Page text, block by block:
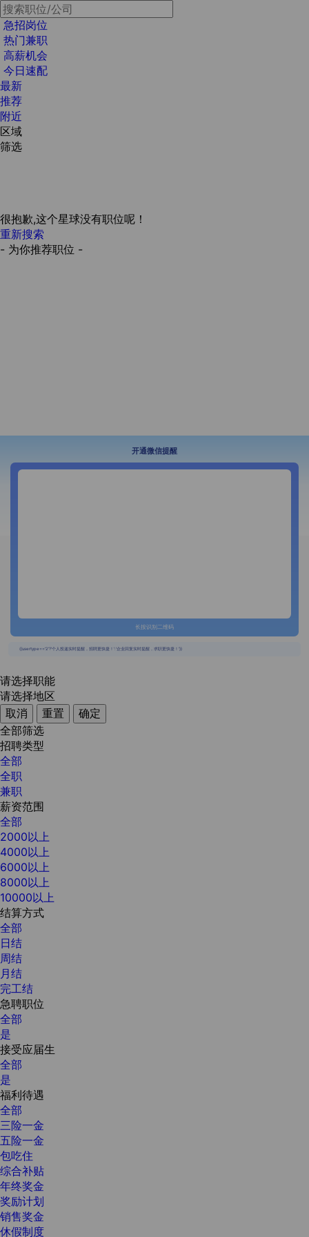
急招岗位
热门兼职
高薪机会
今日速配
最新
推荐
附近
区域
筛选
很抱歉,这个星球没有职位呢！
重新搜索
- 为你推荐职位 -
开通微信提醒
长按识别二维码
{{usertype=='2'?'个人投递实时提醒，招聘更快捷！':'企业回复实时提醒，求职更快捷！'}}
请选择职能
请选择地区
取消
重置
确定
全部筛选
招聘类型
全部
全职
兼职
薪资范围
全部
2000以上
4000以上
6000以上
8000以上
10000以上
结算方式
全部
日结
周结
月结
完工结
急聘职位
全部
是
接受应届生
全部
是
福利待遇
全部
三险一金
五险一金
包吃住
综合补贴
年终奖金
奖励计划
销售奖金
休假制度